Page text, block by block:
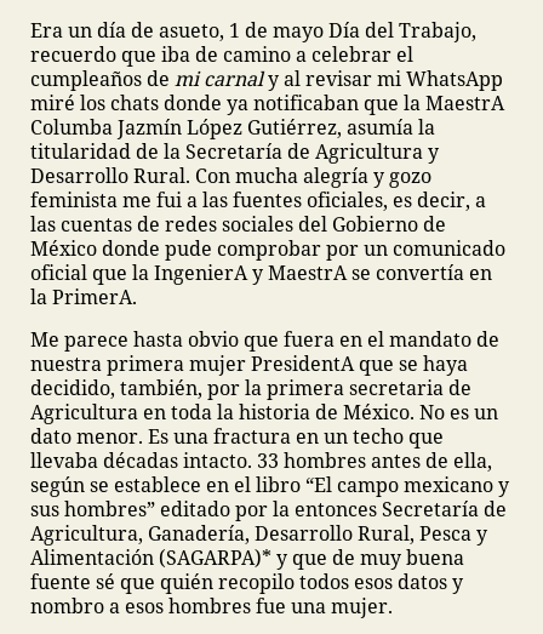
Era un día de asueto, 1 de mayo Día del Trabajo,
recuerdo que iba de camino a celebrar el
cumpleaños de mi carnaly al revisar mi WhatsApp
miré los chats donde ya notificaban que la MaestrA
Columba Jazmín López Gutiérrez, asumía la
titularidad de la Secretaría de Agricultura y
Desarrollo Rural. Con mucha alegría y gozo
feminista me fui a las fuentes oficiales, es decir, a
las cuentas de redes sociales del Gobierno de
México donde pude comprobar por un comunicado
oficial que la IngenierA y MaestrA se convertía en
la PrimerA.
Me parece hasta obvio que fuera en el mandato de
nuestra primera mujer PresidentA que se haya
decidido, también, por la primera secretaria de
Agricultura en toda la historia de México. No es un
dato menor. Es una fractura en un techo que
llevaba décadas intacto. 33 hombres antes de ella,
según se establece en el libro “El campo mexicano y
sus hombres” editado por la entonces Secretaría de
Agricultura, Ganadería, Desarrollo Rural, Pesca y
Alimentación (SAGARPA)* y que de muy buena
fuente sé que quién recopilo todos esos datos y
nombro a esos hombres fue una mujer.